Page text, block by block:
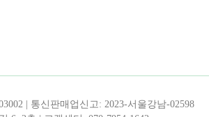
| 통신판매업신고: 2023-서울강남-02598